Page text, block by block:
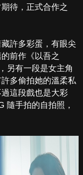
待，正式合作之
許多彩蛋，有眼尖
前作《以吾之
另有一段是女主角
多偷拍她的溫柔私
這段戲也是大彩
隨手拍的自拍照，